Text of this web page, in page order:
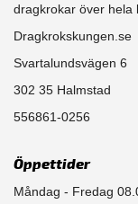
dragkrokar över hela
Dragkrokskungen.se
Svartalundsvägen 6
302 35 Halmstad
556861-0256
Öppettider
Måndag - Fredag